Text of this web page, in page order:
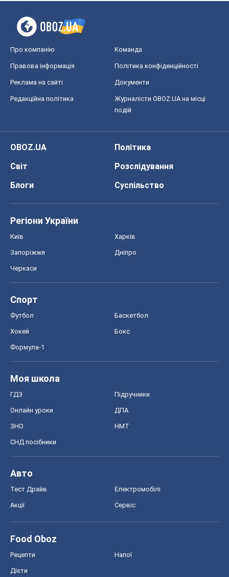
Про компанію Команда
Правова інформація Політика конфіденційності
Реклама на сайті Документи
Редакційна політика
Журналісти OBOZ.UA на місці
подій
OBOZ.UA
Політика
Світ
Розслідування
Блоги
Суспільство
Регіони України
Київ Харків
Запоріжжя Дніпро
Черкаси
Спорт
Футбол Баскетбол
Хокей Бокс
Формула-1
Моя школа
ГДЗ Підручники
Онлайн уроки ДПА
ЗНО НМТ
СНД посібники
Авто
Тест Драйв Електромобілі
Акції Сервіс
Food Oboz
Рецепти Напої
Дієти